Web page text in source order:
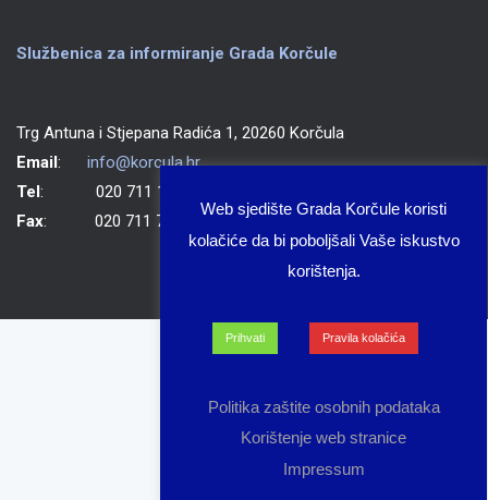
Službenica za informiranje Grada Korčule
Trg Antuna i Stjepana Radića 1, 20260 Korčula
Email: info@korcula.hr
Tel: 020 711 150
Fax: 020 711 702
Web sjedište Grada Korčule koristi
kolačiće da bi poboljšali Vaše iskustvo
korištenja.
Prihvati Pravila kolačića
Politika zaštite osobnih podataka
Korištenje web stranice
Impressum